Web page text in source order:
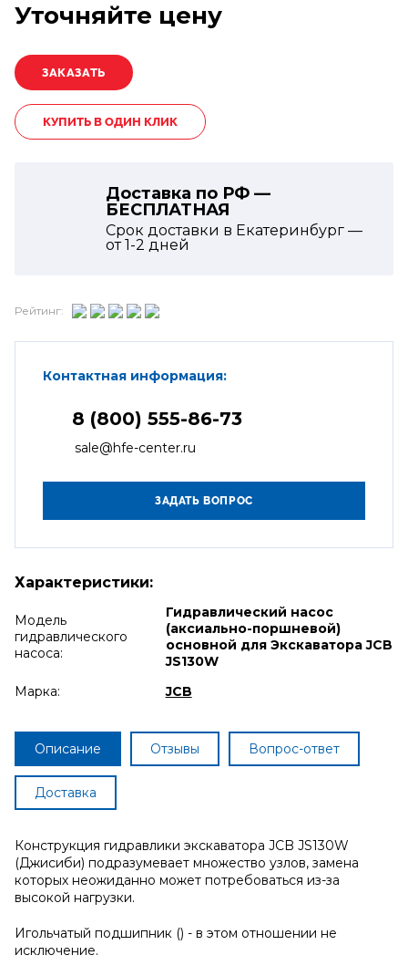
Уточняйте цену
КУПИТЬ В ОДИН КЛИК
Доставка по РФ —
БЕСПЛАТНАЯ
Срок доставки в Екатеринбург —
от1-2 дней
Рейтинг:
Контактная информация:
8 (800) 555-86-73
sale@hfe-center.ru
Характеристики:
Модель
гидравлического
насоса:
Гидравлический насос
(аксиально-поршневой)
основной для Экскаватора JCB
JS130W
Марка:
JCB
Описание Отзывы Вопрос-ответ
Доставка
Конструкция гидравлики экскаватора JCB JS130W
(Джисиби) подразумевает множество узлов, замена
которых неожиданно может потребоваться из-за
высокой нагрузки.
Игольчатый подшипник () - в этом отношении не
исключение.